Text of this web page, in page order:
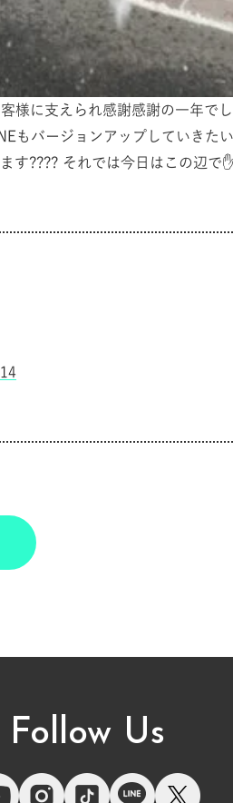
様に支えられ感謝感謝の一年でし
もバージョンアップしていきた
す???? それでは今日はこの辺で
Follow Us